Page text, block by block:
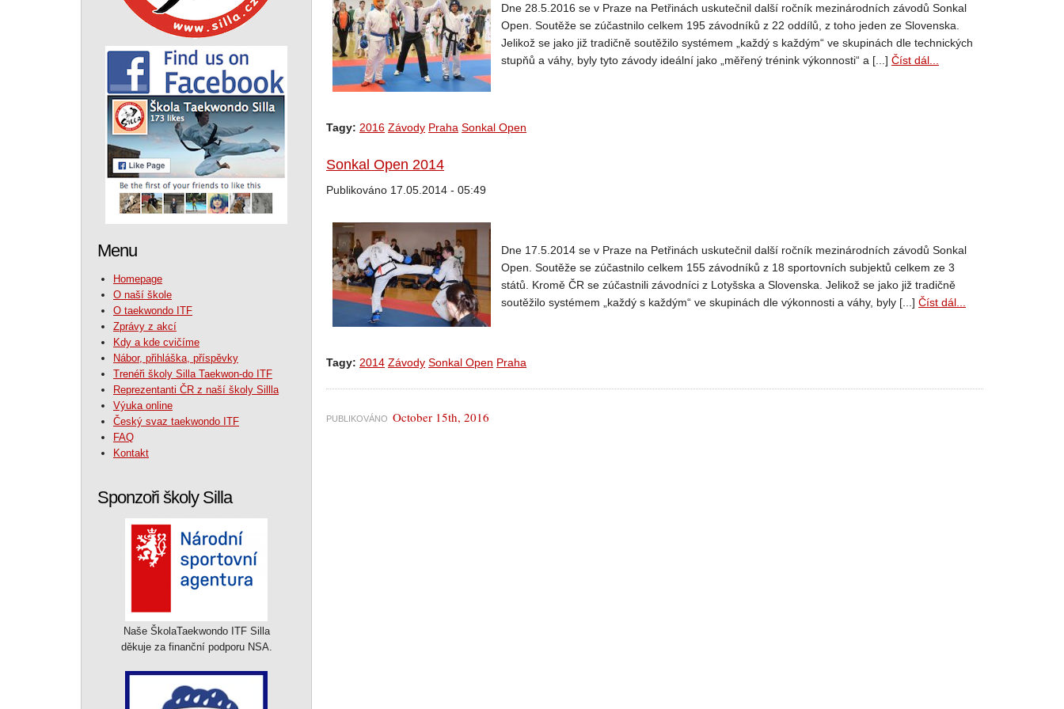
Menu
Homepage
O naší škole
O taekwondo ITF
Zprávy z akcí
Kdy a kde cvičíme
Nábor, přihláška, příspěvky
Trenéři školy Silla Taekwon-do ITF
Reprezentanti ČR z naší školy Sillla
Výuka online
Český svaz taekwondo ITF
FAQ
Kontakt
Sponzoři školy Silla
Naše ŠkolaTaekwondo ITF Silla
děkuje za finanční podporu NSA.
Dne 28.5.2016 se v Praze na Petřinách uskutečnil další ročník mezinárodních závodů Sonkal
Open. Soutěže se zúčastnilo celkem 195 závodníků z 22 oddílů, z toho jeden ze Slovenska.
Jelikož se jako již tradičně soutěžilo systémem „každý s každým“ ve skupinách dle technických
stupňů a váhy, byly tyto závody ideální jako „měřený trénink výkonnosti“ a [...] Číst dál...
Tagy: 2016 Závody Praha Sonkal Open
Sonkal Open 2014
Publikováno 17.05.2014 - 05:49
Dne 17.5.2014 se v Praze na Petřinách uskutečnil další ročník mezinárodních závodů Sonkal
Open. Soutěže se zúčastnilo celkem 155 závodníků z 18 sportovních subjektů celkem ze 3
států. Kromě ČR se zúčastnili závodníci z Lotyšska a Slovenska. Jelikož se jako již tradičně
soutěžilo systémem „každý s každým“ ve skupinách dle výkonnosti a váhy, byly [...] Číst dál...
Tagy: 2014 Závody Sonkal Open Praha
PUBLIKOVÁNO October 15th, 2016